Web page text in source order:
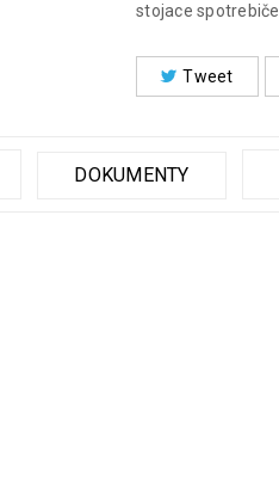
stojace spotrebiče
Tweet
DOKUMENTY